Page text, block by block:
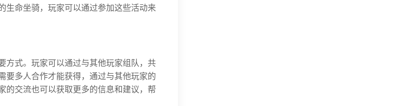
生命坐骑，玩家可以通过参加这些活动来
方式。玩家可以通过与其他玩家组队，共
要多人合作才能获得，通过与其他玩家的
的交流也可以获取更多的信息和建议，帮